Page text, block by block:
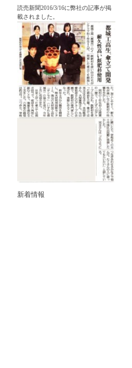
読売新聞2016/3/16に弊社の記事が掲
載されました。
新着情報